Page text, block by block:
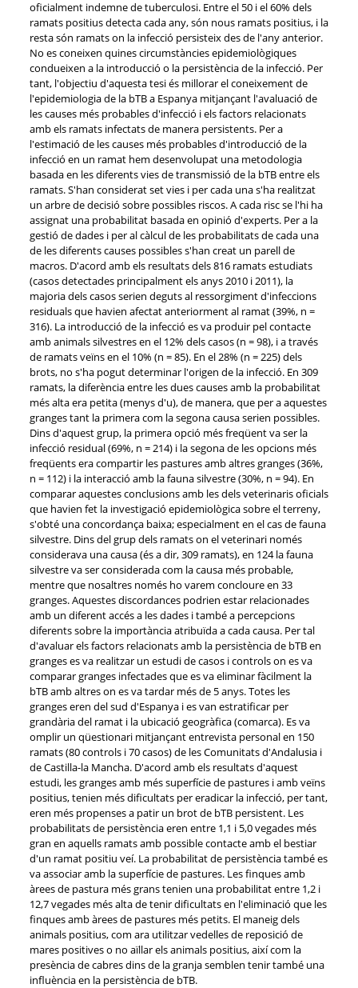
oficialment indemne de tuberculosi. Entre el 50 i el 60% dels
ramats positius detecta cada any, són nous ramats positius, i la
resta són ramats on la infecció persisteix des de l'any anterior.
No es coneixen quines circumstàncies epidemiològiques
condueixen a la introducció o la persistència de la infecció. Per
tant, l'objectiu d'aquesta tesi és millorar el coneixement de
l'epidemiologia de la bTB a Espanya mitjançant l'avaluació de
les causes més probables d'infecció i els factors relacionats
amb els ramats infectats de manera persistents. Per a
l'estimació de les causes més probables d'introducció de la
infecció en un ramat hem desenvolupat una metodologia
basada en les diferents vies de transmissió de la bTB entre els
ramats. S'han considerat set vies i per cada una s'ha realitzat
un arbre de decisió sobre possibles riscos. A cada risc se l'hi ha
assignat una probabilitat basada en opinió d'experts. Per a la
gestió de dades i per al càlcul de les probabilitats de cada una
de les diferents causes possibles s'han creat un parell de
macros. D'acord amb els resultats dels 816 ramats estudiats
(casos detectades principalment els anys 2010 i 2011), la
majoria dels casos serien deguts al ressorgiment d'infeccions
residuals que havien afectat anteriorment al ramat (39%, n =
316). La introducció de la infecció es va produir pel contacte
amb animals silvestres en el 12% dels casos (n = 98), i a través
de ramats veïns en el 10% (n = 85). En el 28% (n = 225) dels
brots, no s'ha pogut determinar l'origen de la infecció. En 309
ramats, la diferència entre les dues causes amb la probabilitat
més alta era petita (menys d'u), de manera, que per a aquestes
granges tant la primera com la segona causa serien possibles.
Dins d'aquest grup, la primera opció més freqüent va ser la
infecció residual (69%, n = 214) i la segona de les opcions més
freqüents era compartir les pastures amb altres granges (36%,
n = 112) i la interacció amb la fauna silvestre (30%, n = 94). En
comparar aquestes conclusions amb les dels veterinaris oficials
que havien fet la investigació epidemiològica sobre el terreny,
s'obté una concordança baixa; especialment en el cas de fauna
silvestre. Dins del grup dels ramats on el veterinari només
considerava una causa (és a dir, 309 ramats), en 124 la fauna
silvestre va ser considerada com la causa més probable,
mentre que nosaltres només ho varem concloure en 33
granges. Aquestes discordances podrien estar relacionades
amb un diferent accés a les dades i també a percepcions
diferents sobre la importància atribuïda a cada causa. Per tal
d'avaluar els factors relacionats amb la persistència de bTB en
granges es va realitzar un estudi de casos i controls on es va
comparar granges infectades que es va eliminar fàcilment la
bTB amb altres on es va tardar més de 5 anys. Totes les
granges eren del sud d'Espanya i es van estratificar per
grandària del ramat i la ubicació geogràfica (comarca). Es va
omplir un qüestionari mitjançant entrevista personal en 150
ramats (80 controls i 70 casos) de les Comunitats d'Andalusia i
de Castilla-la Mancha. D'acord amb els resultats d'aquest
estudi, les granges amb més superfície de pastures i amb veïns
positius, tenien més dificultats per eradicar la infecció, per tant,
eren més propenses a patir un brot de bTB persistent. Les
probabilitats de persistència eren entre 1,1 i 5,0 vegades més
gran en aquells ramats amb possible contacte amb el bestiar
d'un ramat positiu veí. La probabilitat de persistència també es
va associar amb la superfície de pastures. Les finques amb
àrees de pastura més grans tenien una probabilitat entre 1,2 i
12,7 vegades més alta de tenir dificultats en l'eliminació que les
finques amb àrees de pastures més petits. El maneig dels
animals positius, com ara utilitzar vedelles de reposició de
mares positives o no aïllar els animals positius, així com la
presència de cabres dins de la granja semblen tenir també una
influència en la persistència de bTB.